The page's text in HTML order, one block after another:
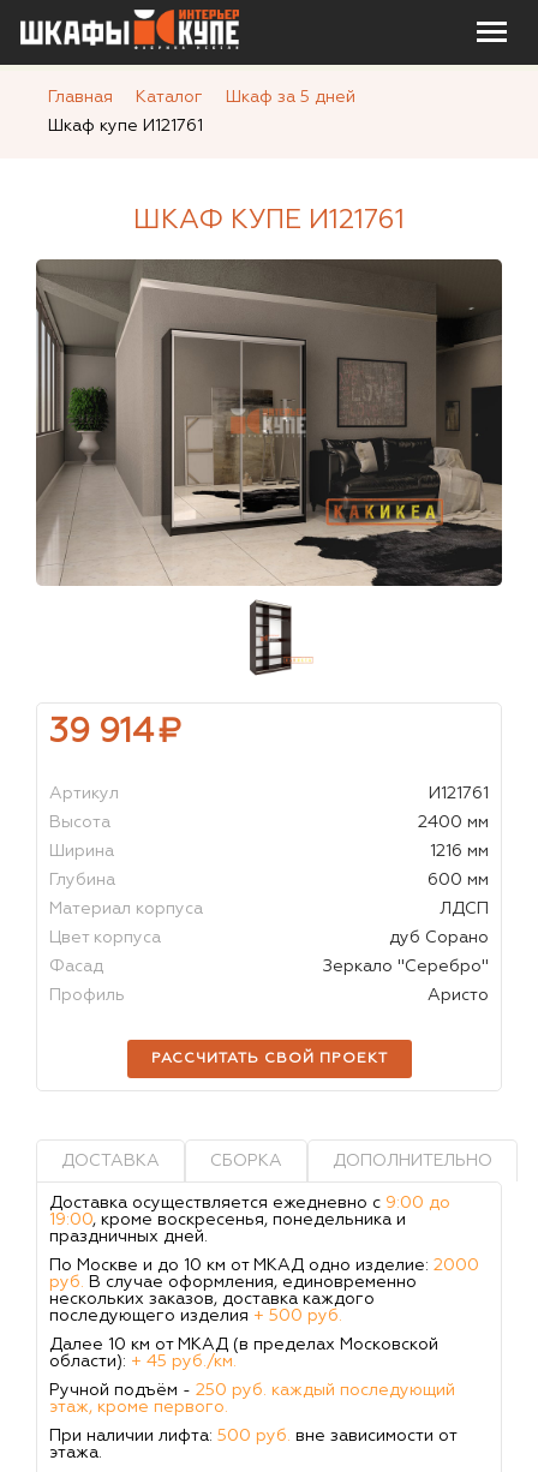
Главная Каталог
Шкаф за 5 дней
Шкаф купе И121761
ШКАФ КУПЕ И121761
39 914₽
Артикул
И121761
Высота
2400 мм
Ширина
1216 мм
Глубина
600 мм
Материал корпуса
ЛДСП
Цвет корпуса
дуб Сорано
Фасад
Зеркало "Серебро"
Профиль
Аристо
РАССЧИТАТЬ СВОЙ ПРОЕКТ
ДОСТАВКА СБОРКА ДОПОЛНИТЕЛЬНО
Доставка осуществляется ежедневно с 9:00 до
19:00, кроме воскресенья, понедельника и
праздничных дней.
По Москве и до 10 км от МКАД одно изделие: 2000
руб. В случае оформления, единовременно
нескольких заказов, доставка каждого
последующего изделия + 500 руб.
Далее 10 км от МКАД (в пределах Московской
области): + 45 руб./км.
Ручной подъём - 250 руб. каждый последующий
этаж, кроме первого.
При наличии лифта: 500 руб. вне зависимости от
этажа.